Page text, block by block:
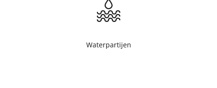
Waterpartijen